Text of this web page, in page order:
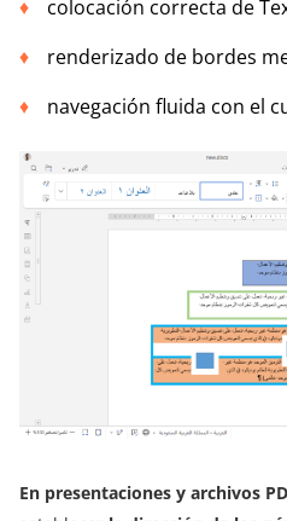
colocación correcta de
renderizado de bordes
navegación fluida con el
En presentaciones y archivos